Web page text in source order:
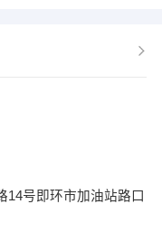
14号即环市加油站路口